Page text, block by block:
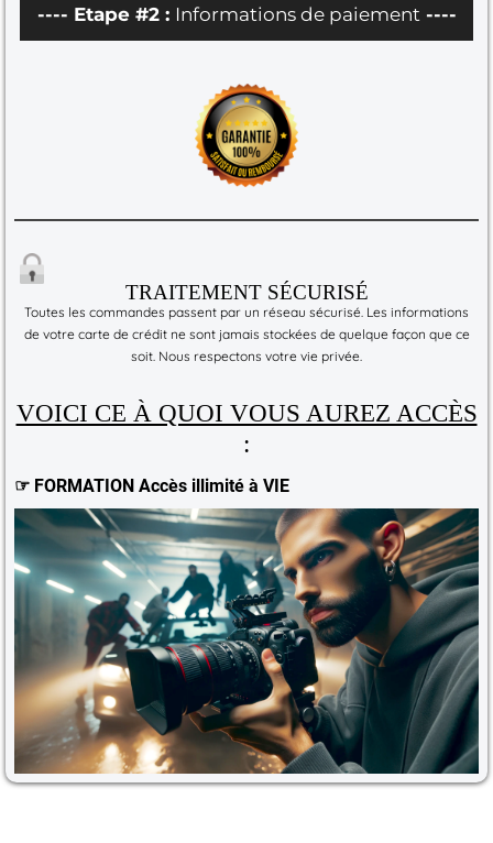
---- Etape #2 : Informations de paiement----
TRAITEMENT SÉCURISÉ
Toutes les commandes passent par un réseau sécurisé. Les informations
de votre carte de crédit ne sont jamais stockées de quelque façon que ce
soit. Nous respectons votre vie privée.
VOICI CE À QUOI VOUS AUREZ ACCÈS
:
☞ FORMATION Accès illimité à VIE